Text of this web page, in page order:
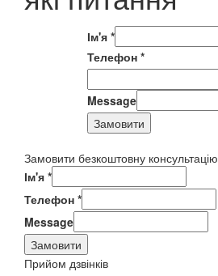
Ім'я *
Телефон *
Message
Замовити
Замовити безкоштовну консультацію
Ім'я *
Телефон *
Message
Замовити
Прийом дзвінків